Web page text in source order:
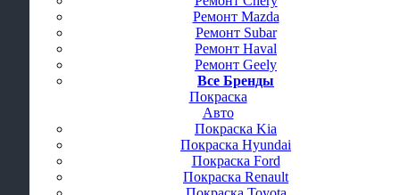
Ремонт Mazda
Ремонт Subar
Ремонт Haval
Ремонт Geely
Все Бренды
Покраска
Авто
Покраска Kia
Покраска Hyundai
Покраска Ford
Покраска Renault